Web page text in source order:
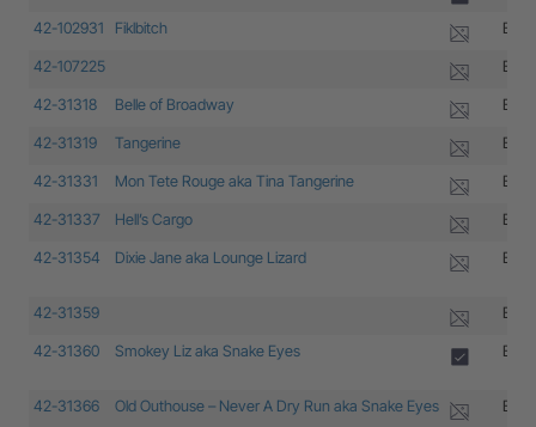
42-102931 Fiklbitch B-
42-107225 B-
42-31318 Belle of Broadway B-
42-31319 Tangerine B-
42-31331 Mon Tete Rouge aka Tina Tangerine B-
42-31337 Hell’s Cargo B-
42-31354 Dixie Jane aka Lounge Lizard B-
42-31359 B-
42-31360 Smokey Liz aka Snake Eyes B-
42-31366 Old Outhouse – Never A Dry Run aka Snake Eyes B-